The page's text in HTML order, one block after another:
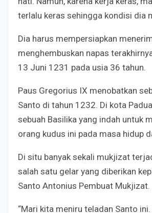
terlalu keras sehingga kondisi dia
Dia harus mempersiapkan
menghembuskan napas
13 Juni 1231 pada usia 36 tahun.
Paus Gregorius IX menobatkan
Santo di tahun 1232. Di kota
sebuah Basilika yang indah untuk
orang kudus ini pada masa hidup
Di situ banyak sekali mukjizat
salah satu gelar yang diberikan
Santo Antonius Pembuat Mukjizat.
“Mari kita meniru teladan Santo